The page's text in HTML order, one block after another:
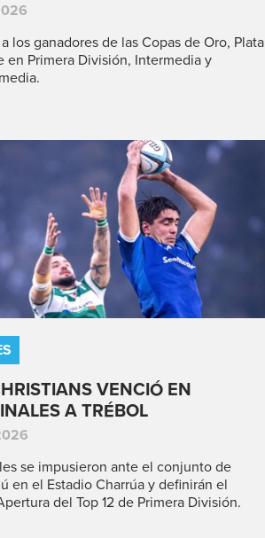
los ganadores de las Copas de Oro, Plata
en Primera División, Intermedia y
VENCIÓ EN
A TRÉBOL
se impusieron ante el conjunto de
en el Estadio Charrúa y definirán el
del Top 12 de Primera División.